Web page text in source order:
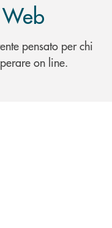
pensato per chi
on line.